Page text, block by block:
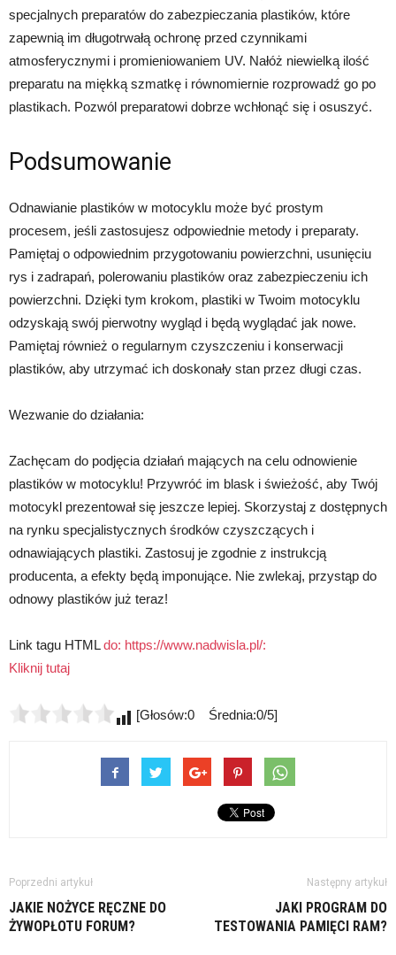
specjalnych preparatów do zabezpieczania plastików, które
zapewnią im długotrwałą ochronę przed czynnikami
atmosferycznymi i promieniowaniem UV. Nałóż niewielką ilość
preparatu na miękką szmatkę i równomiernie rozprowadź go po
plastikach. Pozwól preparatowi dobrze wchłonąć się i osuszyć.
Podsumowanie
Odnawianie plastików w motocyklu może być prostym
procesem, jeśli zastosujesz odpowiednie metody i preparaty.
Pamiętaj o odpowiednim przygotowaniu powierzchni, usunięciu
rys i zadrapań, polerowaniu plastików oraz zabezpieczeniu ich
powierzchni. Dzięki tym krokom, plastiki w Twoim motocyklu
odzyskają swój pierwotny wygląd i będą wyglądać jak nowe.
Pamiętaj również o regularnym czyszczeniu i konserwacji
plastików, aby utrzymać ich doskonały stan przez długi czas.
Wezwanie do działania:
Zachęcam do podjęcia działań mających na celu odnowienie
plastików w motocyklu! Przywróć im blask i świeżość, aby Twój
motocykl prezentował się jeszcze lepiej. Skorzystaj z dostępnych
na rynku specjalistycznych środków czyszczących i
odnawiających plastiki. Zastosuj je zgodnie z instrukcją
producenta, a efekty będą imponujące. Nie zwlekaj, przystąp do
odnowy plastików już teraz!
Link tagu HTMLdo: https://www.nadwisla.pl/:
Kliknij tutaj
[Głosów:0 Średnia:0/5]
Poprzedni artykuł
JAKIE NOŻYCE RĘCZNE DO
ŻYWOPŁOTU FORUM?
Następny artykuł
JAKI PROGRAM DO
TESTOWANIA PAMIĘCI RAM?